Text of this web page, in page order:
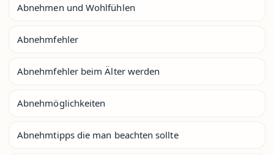
Abnehmen und Wohlfühlen
Abnehmfehler
Abnehmfehler beim Älter werden
Abnehmöglichkeiten
Abnehmtipps die man beachten sollte